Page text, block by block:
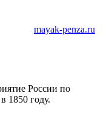
mayak-penza.ru
России по
1850 году.